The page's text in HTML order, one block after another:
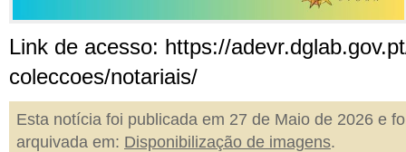
Link de acesso: https://
coleccoes/notariais/
Esta notícia foi publicada em 27 de Maio de 2026 e
arquivada em: Disponibilização de imagens.